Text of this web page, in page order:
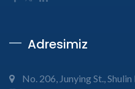
Adresimiz
No. 206, Junying St.,